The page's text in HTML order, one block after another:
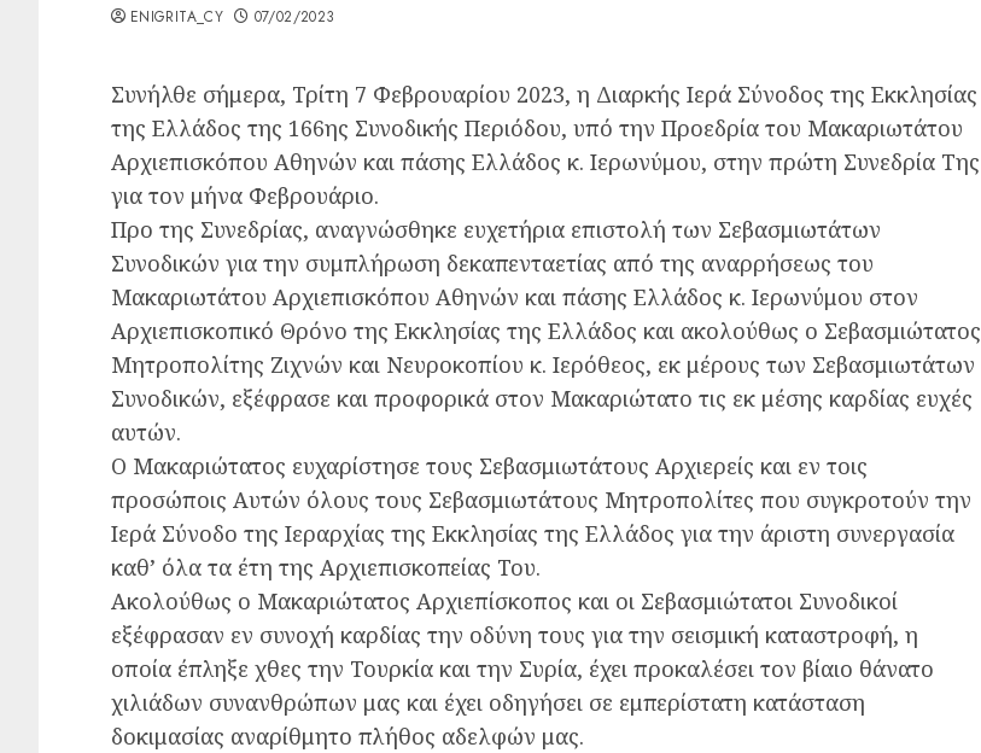
ENIGRITA_CY 07/02/2023
Συνήλθε σήμερα, Τρίτη 7 Φεβρουαρίου 2023, η Διαρκής Ιερά Σύνοδος της Εκκλησίας
της Ελλάδος της 166ης Συνοδικής Περιόδου, υπό την Προεδρία του Μακαριωτάτου
Αρχιεπισκόπου Αθηνών και πάσης Ελλάδος κ. Ιερωνύμου, στην πρώτη Συνεδρία Της
για τον μήνα Φεβρουάριο.
Προ της Συνεδρίας, αναγνώσθηκε ευχετήρια επιστολή των Σεβασμιωτάτων
Συνοδικών για την συμπλήρωση δεκαπενταετίας από της αναρρήσεως του
Μακαριωτάτου Αρχιεπισκόπου Αθηνών και πάσης Ελλάδος κ. Ιερωνύμου στον
Αρχιεπισκοπικό Θρόνο της Εκκλησίας της Ελλάδος και ακολούθως ο Σεβασμιώτατος
Μητροπολίτης Ζιχνών και Νευροκοπίου κ. Ιερόθεος, εκ μέρους των Σεβασμιωτάτων
Συνοδικών, εξέφρασε και προφορικά στον Μακαριώτατο τις εκ μέσης καρδίας ευχές
αυτών.
Ο Μακαριώτατος ευχαρίστησε τους Σεβασμιωτάτους Αρχιερείς και εν τοις
προσώποις Αυτών όλους τους Σεβασμιωτάτους Μητροπολίτες που συγκροτούν την
Ιερά Σύνοδο της Ιεραρχίας της Εκκλησίας της Ελλάδος για την άριστη συνεργασία
καθ’ όλα τα έτη της Αρχιεπισκοπείας Του.
Ακολούθως ο Μακαριώτατος Αρχιεπίσκοπος και οι Σεβασμιώτατοι Συνοδικοί
εξέφρασαν εν συνοχή καρδίας την οδύνη τους για την σεισμική καταστροφή, η
οποία έπληξε χθες την Τουρκία και την Συρία, έχει προκαλέσει τον βίαιο θάνατο
χιλιάδων συνανθρώπων μας και έχει οδηγήσει σε εμπερίστατη κατάσταση
δοκιμασίας αναρίθμητο πλήθος αδελφών μας.